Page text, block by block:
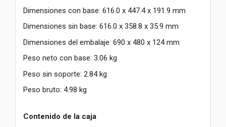
Dimensiones con base: 616.0 x 447.4 x 191.9 mm
Dimensiones sin base: 616.0 x 358.8 x 35.9 mm
Dimensiones del embalaje: 690 x 480 x 124 mm
Peso neto con base: 3.06 kg
Peso sin soporte: 2.84 kg
Peso bruto: 4.98 kg
Contenido de la caja